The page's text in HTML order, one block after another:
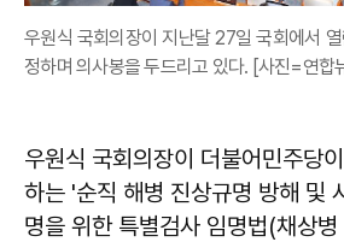
우원식 국회의장이 지난달 27일 국회에서
정하며 의사봉을 두드리고 있다. [사진=연합
우원식 국회의장이 더불어민주당
하는 '순직 해병 진상규명 방해 및
명을 위한 특별검사 임명법(채상